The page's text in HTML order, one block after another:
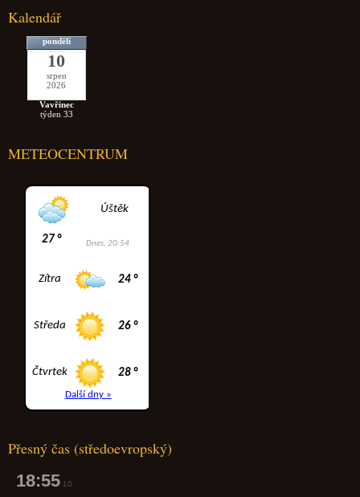
Kalendář
pondělí
10
srpen
2026
Vavřinec
týden 33
METEOCENTRUM
Přesný čas (středoevropský)
18:55 11